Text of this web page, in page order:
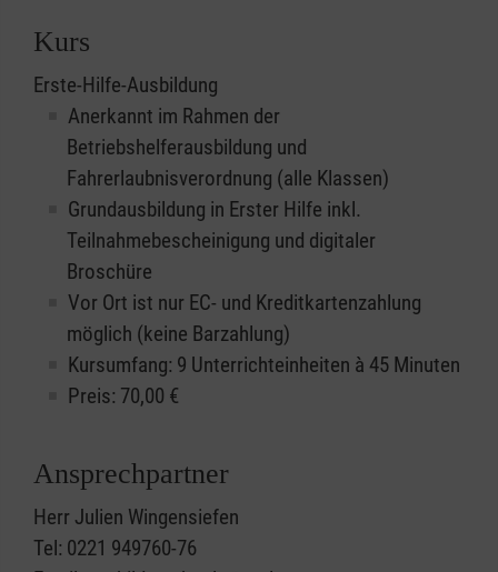
Kurs
Erste-Hilfe-Ausbildung
Anerkannt im Rahmen der
Betriebshelferausbildung und
Fahrerlaubnisverordnung (alle Klassen)
Grundausbildung in Erster Hilfe inkl.
Teilnahmebescheinigung und digitaler
Broschüre
Vor Ort ist nur EC- und Kreditkartenzahlung
möglich (keine Barzahlung)
Kursumfang: 9 Unterrichteinheiten à 45 Minuten
Preis: 70,00 €
Ansprechpartner
Herr Julien Wingensiefen
Tel: 0221 949760-76